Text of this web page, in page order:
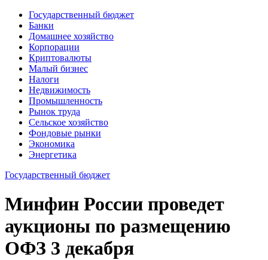
Государственный бюджет
Банки
Домашнее хозяйство
Корпорации
Криптовалюты
Малый бизнес
Налоги
Недвижимость
Промышленность
Рынок труда
Сельское хозяйство
Фондовые рынки
Экономика
Энергетика
Государственный бюджет
Минфин России проведет
аукционы по размещению
ОФЗ 3 декабря